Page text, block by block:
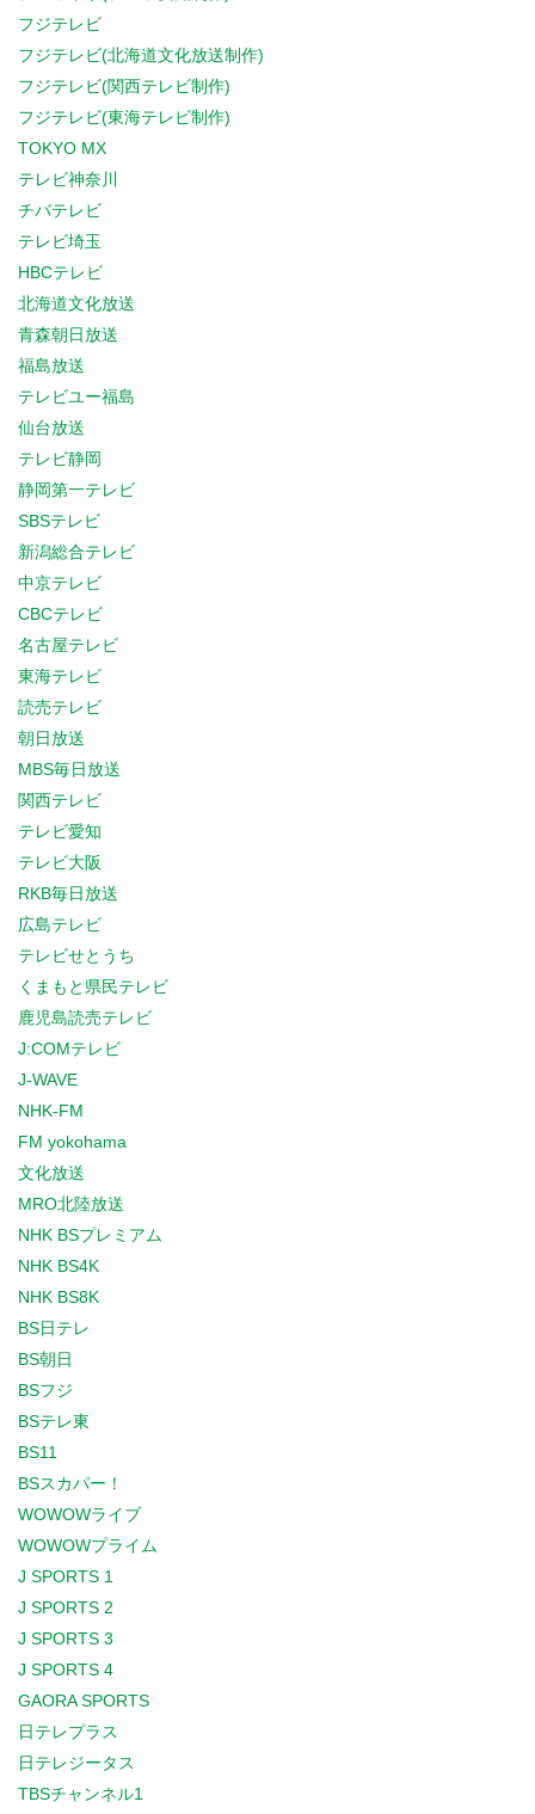
フジテレビ
フジテレビ(北海道文化放送制作)
フジテレビ(関西テレビ制作)
フジテレビ(東海テレビ制作)
TOKYO MX
テレビ神奈川
チバテレビ
テレビ埼玉
HBCテレビ
北海道文化放送
青森朝日放送
福島放送
テレビユー福島
仙台放送
テレビ静岡
静岡第一テレビ
SBSテレビ
新潟総合テレビ
中京テレビ
CBCテレビ
名古屋テレビ
東海テレビ
読売テレビ
朝日放送
MBS毎日放送
関西テレビ
テレビ愛知
テレビ大阪
RKB毎日放送
広島テレビ
テレビせとうち
くまもと県民テレビ
鹿児島読売テレビ
J:COMテレビ
J-WAVE
NHK-FM
FM yokohama
文化放送
MRO北陸放送
NHK BSプレミアム
NHK BS4K
NHK BS8K
BS日テレ
BS朝日
BSフジ
BSテレ東
BS11
BSスカパー！
WOWOWライブ
WOWOWプライム
J SPORTS 1
J SPORTS 2
J SPORTS 3
J SPORTS 4
GAORA SPORTS
日テレプラス
日テレジータス
TBSチャンネル1